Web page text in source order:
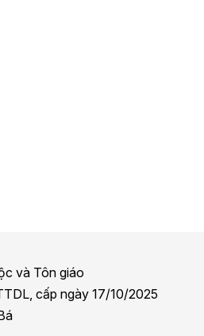
và Tôn giáo
cấp ngày 17/10/2025